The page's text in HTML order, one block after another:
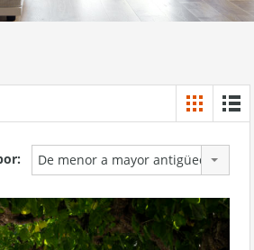
De menor a mayor antigüedad